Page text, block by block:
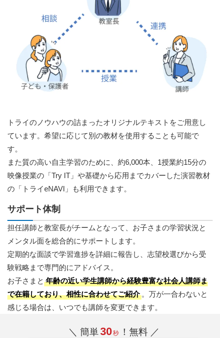
トライのノウハウの詰まったオリジナルテキストをご用意し
ています。希望に応じて別の教材を使用することも可能で
す。
また質の高い自主学習のために、約6,000本、1授業約15分の
映像授業の「Try IT」や基礎から応用までカバーした演習教材
の「トライeNAVI」も利用できます。
サポート体制
担任講師と教室長がチームとなって、お子さまの学習状況と
メンタル面を総合的にサポートします。
定期的な面談で学習進捗を詳細に報告し、志望校選びから受
験戦略まで専門的にアドバイス。
お子さまと 年齢の近い学生講師から経験豊富な社会人講師ま
で在籍しており、相性に合わせてご紹介 。万が一合わないと
感じる場合は、いつでも講師を変更できます。
＼ 簡単30秒 ！無料 ／